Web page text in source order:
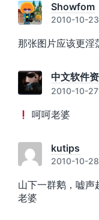
Showfom
2010-10-
那张图片应该更淫
中文软件
2010-10-
呵呵老婆
kutips
2010-10-
山下一群鹅，嘘声
老婆